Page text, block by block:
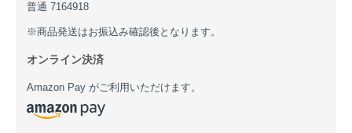
普通 7164918
※商品発送はお振込み確認後となります。
オンライン決済
Amazon Pay がご利用いただけます。